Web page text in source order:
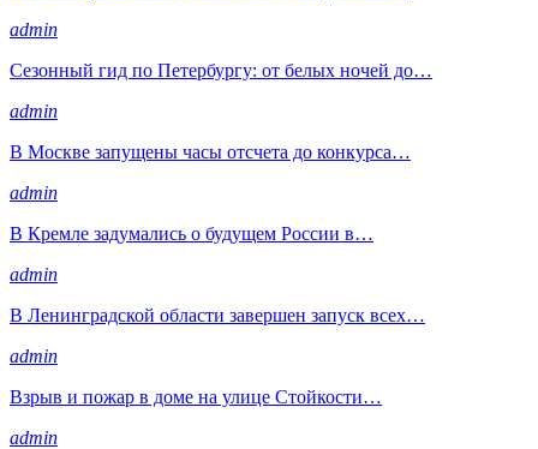
admin
Сезонный гид по Петербургу: от белых ночей до…
admin
В Москве запущены часы отсчета до конкурса…
admin
В Кремле задумались о будущем России в…
admin
В Ленинградской области завершен запуск всех…
admin
Взрыв и пожар в доме на улице Стойкости…
admin